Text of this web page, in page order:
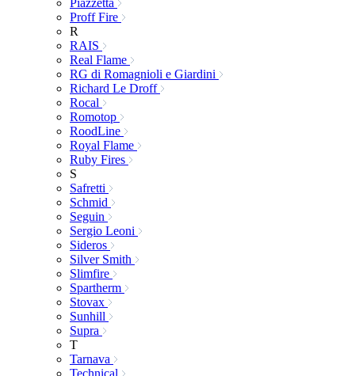
Proff Fire
R
RAIS
Real Flame
RG di Romagnioli e Giardini
Richard Le Droff
Rocal
Romotop
RoodLine
Royal Flame
Ruby Fires
S
Safretti
Schmid
Seguin
Sergio Leoni
Sideros
Silver Smith
Slimfire
Spartherm
Stovax
Sunhill
Supra
T
Tarnava
Technical